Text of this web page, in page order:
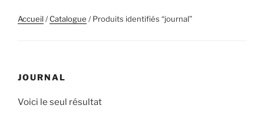
Accueil/Catalogue / Produits identifiés “journal”
JOURNAL
Voici le seul résultat